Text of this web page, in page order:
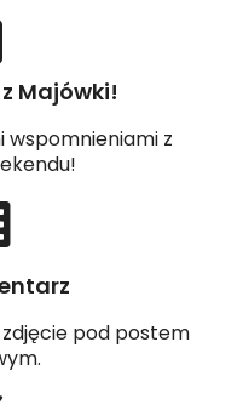
Majówki!
wspomnieniami z
zdjęcie pod postem